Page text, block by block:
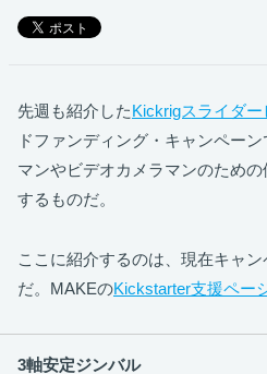
先週も紹介したKickrigスライダー
ドファンディング・キャンペー
マンやビデオカメラマンのため
するものだ。
ここに紹介するのは、現在キャ
だ。MAKEのKickstarter支援ペー
3軸安定ジンバル